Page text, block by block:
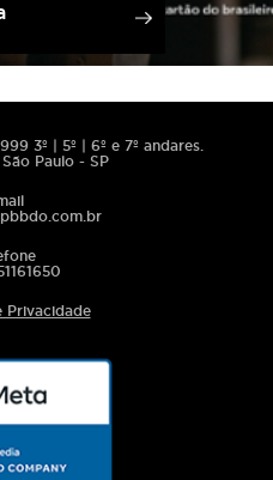
3º | 5º | 6º e 7º andares.
Paulo - SP
Privacidade